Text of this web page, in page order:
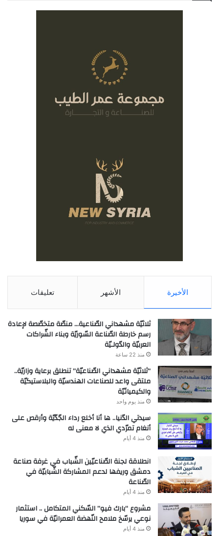
الأخيرة الأشهر تعليقات
ثلاثيّة مشهداني الصّناعية… منصّة متخصّصة لإعادة
رسم خارطة الصّناعة السّوريّة وبناء الشّراكات
العربيّة والدّولـيّة
منذ 22 ساعة
“ثلاثيّة مشهداني الصّناعيّة” تنطلق برعاية وزاريّة..
ملتقى واعد للصناعات الهندسيّة والبلاستيكيّة
والكيميائيّة
منذ يوم واحد
سيدتي الدّنيا.. ها أنا أخلع رداء الجّدّيّة وأرقص على
أنغام تمرّدي الذي لا معنى له
منذ 4 أيام
انطلاقة لجنة الصّناعيّين الشّباب في غرفة صناعة
دمشق وريفها لدعم المشاركة الشّبابيّة في
الصّناعة
منذ 4 أيام
مشروع “بارك فيو” السّكني المتكامل .. استثمار
نوعي يرسّخ ملامح النّهضة العمرانيّة في سوريا
منذ 4 أيام